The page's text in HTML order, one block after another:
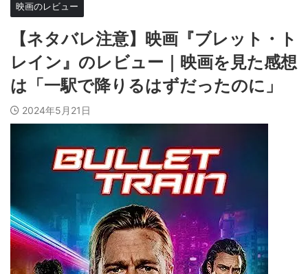
映画のレビュー
【ネタバレ注意】映画『ブレット・ト
レイン』のレビュー｜映画を見た感想
は「一駅で降りるはずだったのに」
2024年5月21日